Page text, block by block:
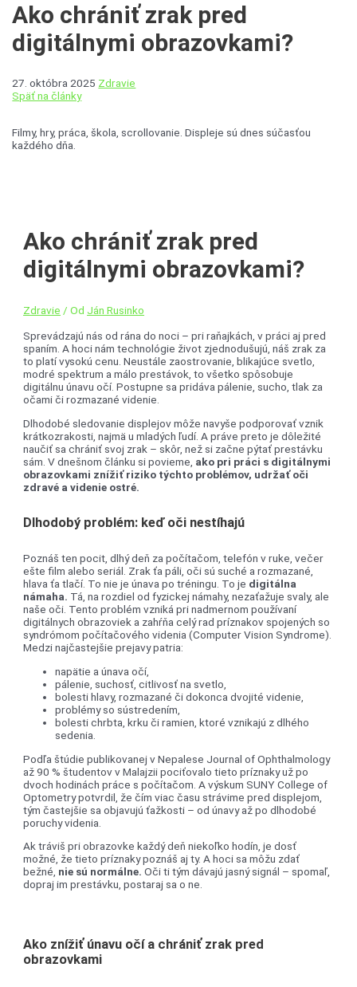
Ako chrániť zrak pred
digitálnymi obrazovkami?
27. októbra 2025 Zdravie
Späť na články
Filmy, hry, práca, škola, scrollovanie. Displeje sú dnes súčasťou
každého dňa.
Ako chrániť zrak pred
digitálnymi obrazovkami?
Zdravie / Od Ján Rusinko
Sprevádzajú nás od rána do noci – pri raňajkách, v práci aj pred
spaním. A hoci nám technológie život zjednodušujú, náš zrak za
to platí vysokú cenu. Neustále zaostrovanie, blikajúce svetlo,
modré spektrum a málo prestávok, to všetko spôsobuje
digitálnu únavu očí. Postupne sa pridáva pálenie, sucho, tlak za
očami či rozmazané videnie.
Dlhodobé sledovanie displejov môže navyše podporovať vznik
krátkozrakosti, najmä u mladých ľudí. A práve preto je dôležité
naučiť sa chrániť svoj zrak – skôr, než si začne pýtať prestávku
sám. V dnešnom článku si povieme, ako pri práci s digitálnymi
obrazovkami znížiť riziko týchto problémov, udržať oči
zdravé a videnie ostré.
Dlhodobý problém: keď oči nestíhajú
Poznáš ten pocit, dlhý deň za počítačom, telefón v ruke, večer
ešte film alebo seriál. Zrak ťa páli, oči sú suché a rozmazané,
hlava ťa tlačí. To nie je únava po tréningu. To je digitálna
námaha. Tá, na rozdiel od fyzickej námahy, nezaťažuje svaly, ale
naše oči. Tento problém vzniká pri nadmernom používaní
digitálnych obrazoviek a zahŕňa celý rad príznakov spojených so
syndrómom počítačového videnia (Computer Vision Syndrome).
Medzi najčastejšie prejavy patria:
napätie a únava očí,
pálenie, suchosť, citlivosť na svetlo,
bolesti hlavy, rozmazané či dokonca dvojité videnie,
problémy so sústredením,
bolesti chrbta, krku či ramien, ktoré vznikajú z dlhého
sedenia.
Podľa štúdie publikovanej v Nepalese Journal of Ophthalmology
až 90 % študentov v Malajzii pociťovalo tieto príznaky už po
dvoch hodinách práce s počítačom. A výskum SUNY College of
Optometry potvrdil, že čím viac času strávime pred displejom,
tým častejšie sa objavujú ťažkosti – od únavy až po dlhodobé
poruchy videnia.
Ak tráviš pri obrazovke každý deň niekoľko hodín, je dosť
možné, že tieto príznaky poznáš aj ty. A hoci sa môžu zdať
bežné, nie sú normálne. Oči ti tým dávajú jasný signál – spomaľ,
dopraj im prestávku, postaraj sa o ne.
Ako znížiť únavu očí a chrániť zrak pred
obrazovkami